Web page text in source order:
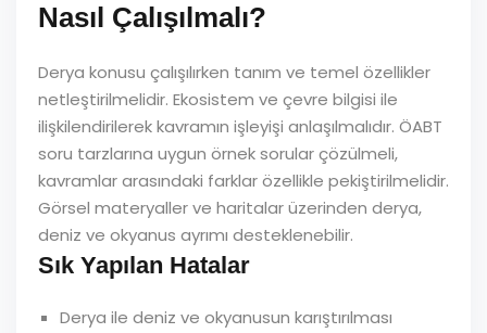
Nasıl Çalışılmalı?
Derya konusu çalışılırken tanım ve temel özellikler
netleştirilmelidir. Ekosistem ve çevre bilgisi ile
ilişkilendirilerek kavramın işleyişi anlaşılmalıdır. ÖABT
soru tarzlarına uygun örnek sorular çözülmeli,
kavramlar arasındaki farklar özellikle pekiştirilmelidir.
Görsel materyaller ve haritalar üzerinden derya,
deniz ve okyanus ayrımı desteklenebilir.
Sık Yapılan Hatalar
Derya ile deniz ve okyanusun karıştırılması